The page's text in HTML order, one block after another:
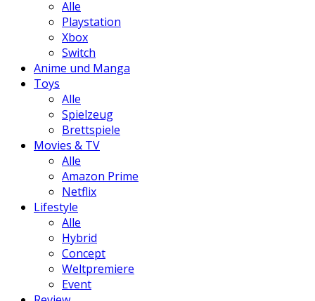
Alle
Playstation
Xbox
Switch
Anime und Manga
Toys
Alle
Spielzeug
Brettspiele
Movies & TV
Alle
Amazon Prime
Netflix
Lifestyle
Alle
Hybrid
Concept
Weltpremiere
Event